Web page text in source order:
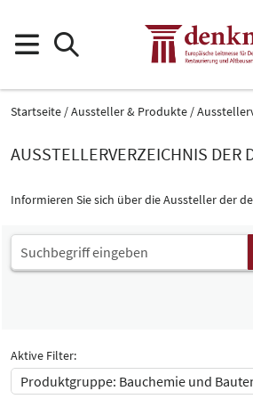
Startseite Aussteller & Produkte
AUSSTELLERVERZEICHNIS DER
Informieren Sie sich über die Aussteller der
Aktive Filter:
Produktgruppe: Bauchemie und